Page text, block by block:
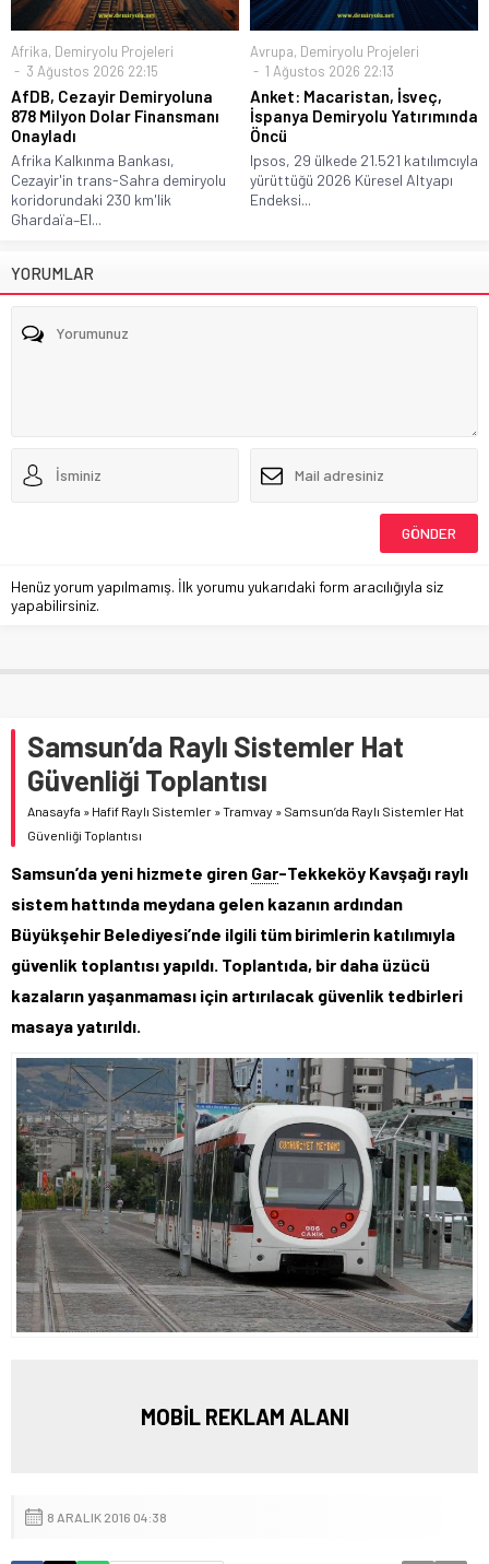
Afrika, Demiryolu Projeleri
3 Ağustos 2026 22:15
AfDB, Cezayir Demiryoluna
878 Milyon Dolar Finansmanı
Onayladı
Afrika Kalkınma Bankası,
Cezayir'in trans-Sahra demiryolu
koridorundaki 230 km'lik
Ghardaïa–El...
Avrupa, Demiryolu Projeleri
1 Ağustos 2026 22:13
Anket: Macaristan, İsveç,
İspanya Demiryolu Yatırımında
Öncü
Ipsos, 29 ülkede 21.521 katılımcıyla
yürüttüğü 2026 Küresel Altyapı
Endeksi...
YORUMLAR
Henüz yorum yapılmamış. İlk yorumu yukarıdaki form aracılığıyla siz
yapabilirsiniz.
Samsun’da Raylı Sistemler Hat
Güvenliği Toplantısı
Anasayfa » Hafif Raylı Sistemler »Tramvay » Samsun’da Raylı Sistemler Hat
Güvenliği Toplantısı
Samsun’da yeni hizmete giren Gar-Tekkeköy Kavşağı raylı
sistem hattında meydana gelen kazanın ardından
Büyükşehir Belediyesi’nde ilgili tüm birimlerin katılımıyla
güvenlik toplantısı yapıldı. Toplantıda, bir daha üzücü
kazaların yaşanmaması için artırılacak güvenlik tedbirleri
masaya yatırıldı.
MOBİL REKLAM ALANI
8 ARALIK 2016 04:38